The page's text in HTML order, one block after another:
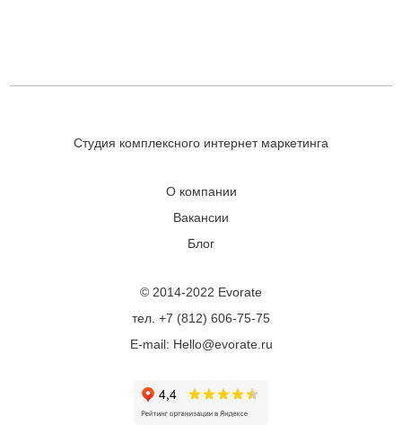
Студия комплексного интернет маркетинга
О компании
Вакансии
Блог
© 2014-2022 Evorate
тел. +7 (812) 606-75-75
E-mail: Hello@evorate.ru